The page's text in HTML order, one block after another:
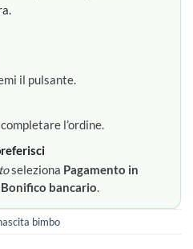
il pulsante.
l’ordine.
seleziona Pagamento in
Bonifico bancario.
bimbo